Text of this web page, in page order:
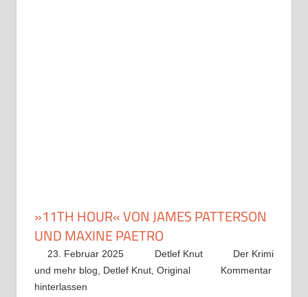
»11TH HOUR« VON JAMES PATTERSON
UND MAXINE PAETRO
23. Februar 2025 Detlef Knut
Der Krimi
und mehr blog
Detlef Knut, Original
Kommentar
hinterlassen